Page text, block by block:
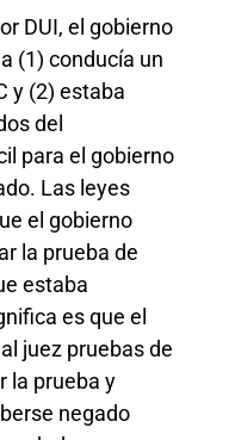
DUI, el gobierno
(1) conducía un
y (2) estaba
del
para el gobierno
Las leyes
el gobierno
la prueba de
estaba
es que el
juez pruebas de
la prueba y
negado